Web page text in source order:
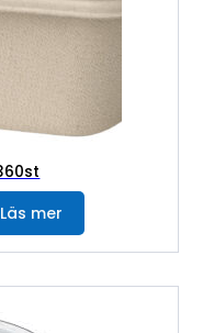
Läs mer